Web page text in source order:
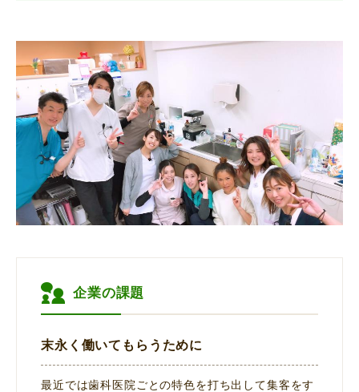
企業の課題
末永く働いてもらうために
最近では歯科医院ごとの特色を打ち出して集客をす